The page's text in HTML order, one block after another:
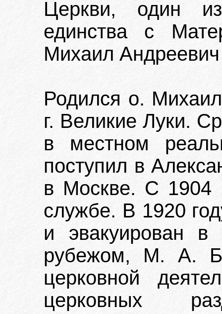
Церкви, один
единства с
Михаил
Родился о.
г. Великие Луки.
в местном
поступил в
в Москве. С 1904
службе. В 1920
и эвакуирован
рубежом, М. А.
церковной
церковных